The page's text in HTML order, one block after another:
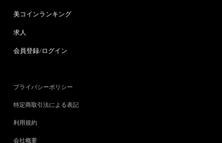
美コインランキング
求人
会員登録/ログイン
プライバシーポリシー
特定商取引法による表記
利用規約
会社概要